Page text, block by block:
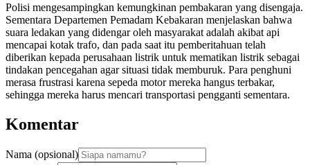
Polisi mengesampingkan kemungkinan pembakaran yang disengaja.
Sementara Departemen Pemadam Kebakaran menjelaskan bahwa
suara ledakan yang didengar oleh masyarakat adalah akibat api
mencapai kotak trafo, dan pada saat itu pemberitahuan telah
diberikan kepada perusahaan listrik untuk mematikan listrik sebagai
tindakan pencegahan agar situasi tidak memburuk. Para penghuni
merasa frustrasi karena sepeda motor mereka hangus terbakar,
sehingga mereka harus mencari transportasi pengganti sementara.
Komentar
Nama (opsional)